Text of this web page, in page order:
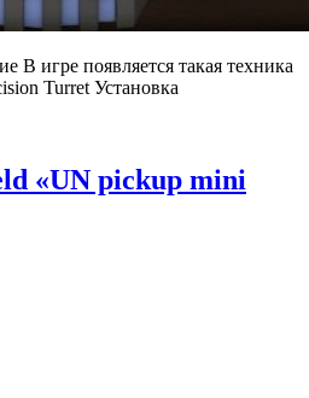
В игре появляется такая техника
Turret Установка
«UN pickup mini